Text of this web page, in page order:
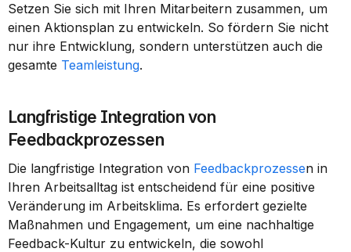
Setzen Sie sich mit Ihren Mitarbeitern zusammen, um
einen Aktionsplan zu entwickeln. So fördern Sie nicht
nur ihre Entwicklung, sondern unterstützen auch die
gesamte Teamleistung.
Langfristige Integration von
Feedbackprozessen
Die langfristige Integration von Feedbackprozessen in
Ihren Arbeitsalltag ist entscheidend für eine positive
Veränderung im Arbeitsklima. Es erfordert gezielte
Maßnahmen und Engagement, um eine nachhaltige
Feedback-Kultur zu entwickeln, die sowohl